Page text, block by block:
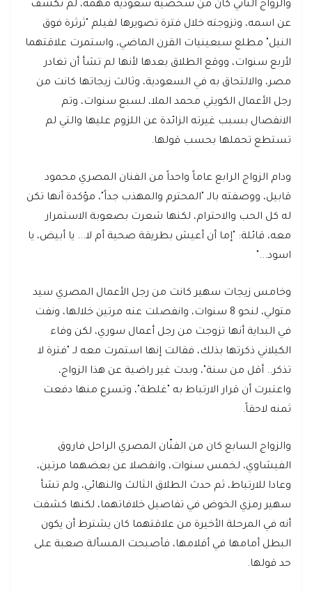
والزواج الثاني كان من شخصية سعودية مهمة، لم تكشف
عن اسمه، وتزوجته خلال فترة تصويرها لفيلم "ثرثرة فوق
النيل" مطلع سبعينيات القرن الماضي، واستمرت علاقتهما
لأربع سنوات، ووقع الطلاق بعدها لأنها لم تشأ أن تغادر
مصر، والالتحاق به في السعودية، وثالث زيجاتها كانت من
رجل الأعمال الكويتي محمد الملا، لسبع سنوات، وتم
الانفصال بسبب غيرته الزائدة عن اللزوم عليها والتي لم
تستطع تحملها بحسب قولها.
ودام الزواج الرابع عاماً واحداً من الفنان المصري محمود
قابيل، ووصفته بالـ "المحترم والمهذب جداً"، مؤكدة أنها تكن
له كل الحب والاحترام، لكنها شعرت بصعوبة الاستمرار
معه، قائلة: "إما أن أعيش بطريقة صحية أم لا... يا أبيض، يا
اسود..."
وخامس زيجات سهير كانت من رجل الأعمال المصري سيد
متولي، لنحو 8 سنوات، وانفصلت عنه مرتين خلالها، ونفت
في البداية أنها تزوجت من رجل أعمال سوري، لكن وفاء
الكيلاني ذكرتها بذلك، فقالت إنها استمرت معه لـ "فترة لا
تذكر.. أقل من سنة"، وبدت غير راضية عن هذا الزواج،
واعتبرت أن قرار الارتباط به "غلطة"، وتسرع منها دفعت
ثمنه لاحقاً.
والزواج السابع كان من الفنّان المصري الراحل فاروق
الفيشاوي، لخمس سنوات، وانفصلا عن بعضهما مرتين،
وعادا للارتباط، ثم حدث الطلاق الثالث والنهائي، ولم تشأ
سهير رمزي الخوض في تفاصيل خلافاتهما، لكنها كشفت
أنه في المرحلة الأخيرة من علاقتهما كان يشترط أن يكون
البطل أمامها في أفلامها، فأصبحت المسألة صعبة على
حد قولها.